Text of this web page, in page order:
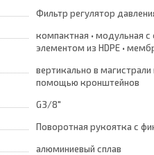
Фильтр регулятор
компактная • модульная
элементом из HDPE •
вертикально в магистрали
помощью кронштейнов
G3/8"
Поворотная рукоятка с
алюминиевый сплав